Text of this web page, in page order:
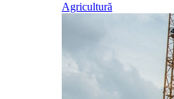
Agricultură